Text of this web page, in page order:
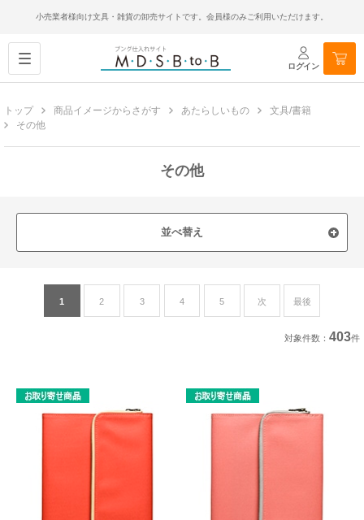
小売業者様向け文具・雑貨の卸売サイトです。会員様のみご利用いただけます。
ログイン
トップ 商品イメージからさがす あたらしいもの
文具/書籍
その他
その他
並べ替え
1 2 3 4 5 次 最後
対象件数： 403件